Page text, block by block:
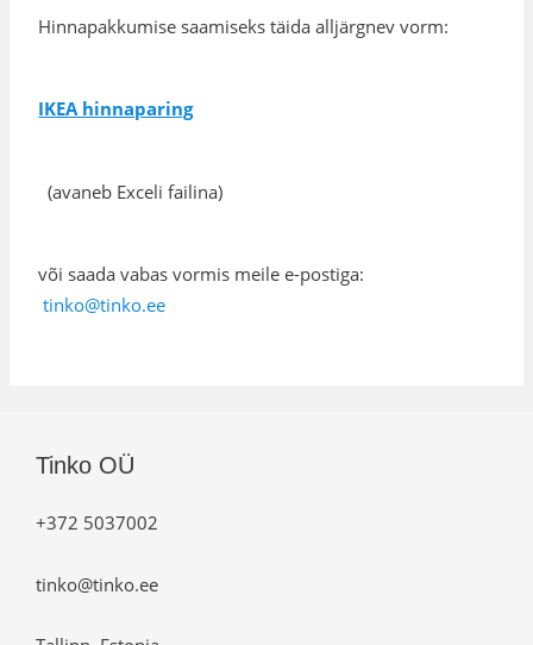
Hinnapakkumise saamiseks täida alljärgnev vorm:
IKEA hinnaparing
(avaneb Exceli failina)
või saada vabas vormis meile e-postiga:
tinko@tinko.ee
Tinko OÜ
+372 5037002
tinko@tinko.ee